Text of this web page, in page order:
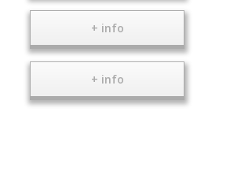
+ info
+ info